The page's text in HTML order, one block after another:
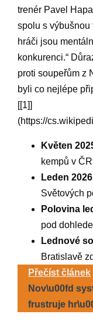
‌trenér⁢ Pavel
spolu s výbušnou
hráči⁣ jsou
konkurenci.“
proti soupeřům z
byli ⁣co nejlépe
[[1]]
(https://
Květen
⁢kempů v
Leden
Světových
Polovina
pod
Lednové
Bratislavě‍
Přečíst článek
Nov\u00fd
frustruje